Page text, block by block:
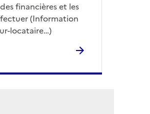
financières et les
(Information
locataire…)